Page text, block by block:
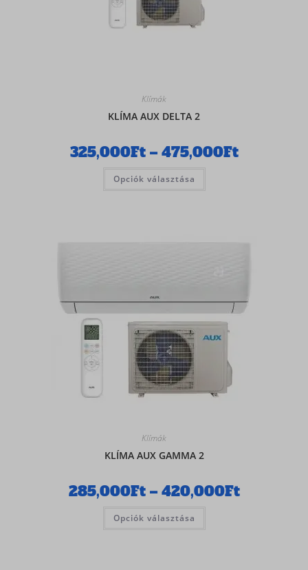
Klímák
KLÍMA AUX DELTA 2
325,000Ft – 475,000Ft
Opciók választása
Klímák
KLÍMA AUX GAMMA 2
285,000Ft – 420,000Ft
Opciók választása